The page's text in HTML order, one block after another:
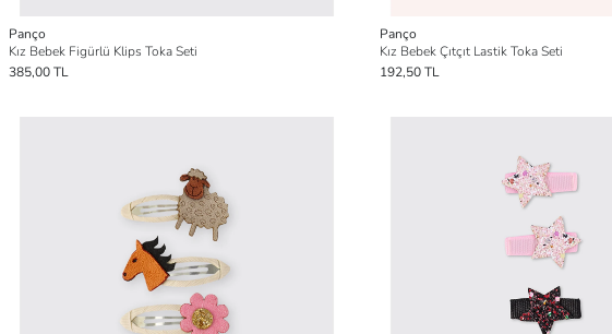
Panço
Kız Bebek Figürlü Klips Toka Seti
385,00 TL
Panço
Kız Bebek Çıtçıt Lastik Toka Seti
192,50 TL